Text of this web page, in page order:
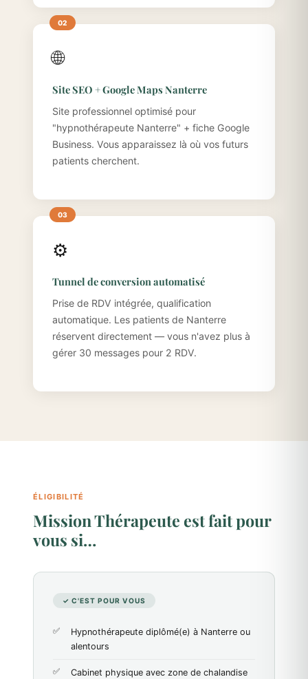
🌐
Site SEO + Google Maps Nanterre
Site professionnel optimisé pour
"hypnothérapeute Nanterre" + fiche Google
Business. Vous apparaissez là où vos futurs
patients cherchent.
⚙️
Tunnel de conversion automatisé
Prise de RDV intégrée, qualification
automatique. Les patients de Nanterre
réservent directement — vous n'avez plus à
gérer 30 messages pour 2 RDV.
ÉLIGIBILITÉ
Mission Thérapeute est fait pour
vous si…
✓ C'EST POUR VOUS
Hypnothérapeute diplômé(e) à Nanterre ou
alentours
Cabinet physique avec zone de chalandise